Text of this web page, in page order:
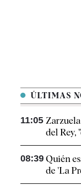
ÚLTIMAS
11:05
del Rey,
08:39 Quién
de 'La